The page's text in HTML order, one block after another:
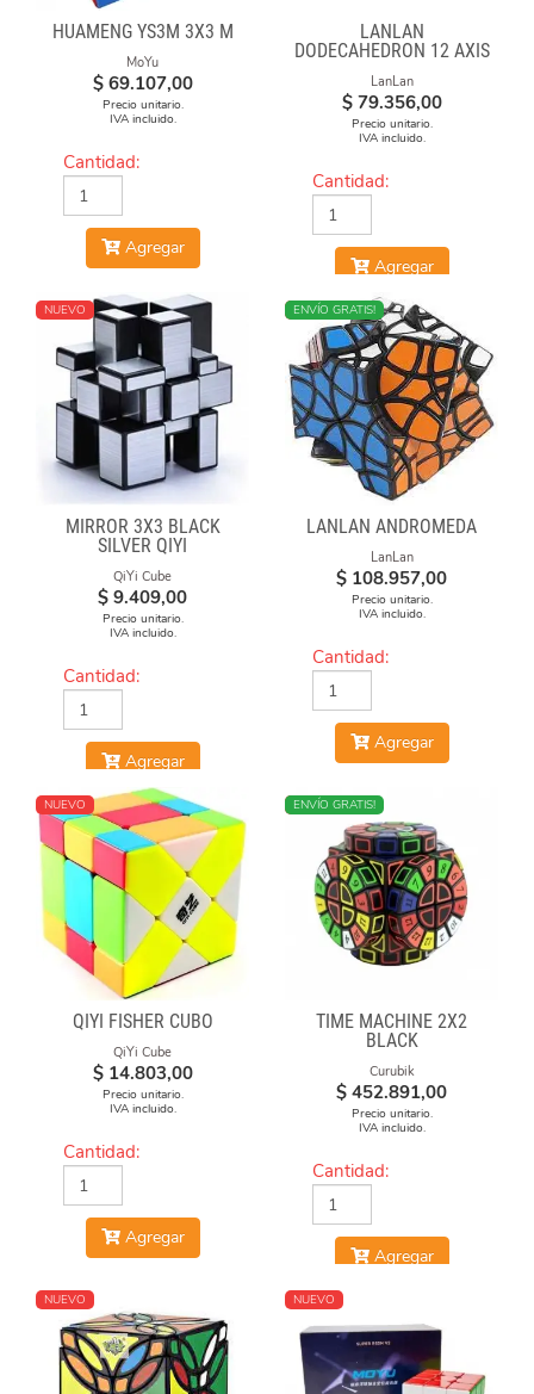
HUAMENG YS3M 3X3 M
MoYu
$ 69.107,00
Precio unitario.
IVA incluido.
Cantidad:
Agregar
LANLAN
DODECAHEDRON 12 AXIS
LanLan
$ 79.356,00
Precio unitario.
IVA incluido.
Cantidad:
Agregar
NUEVO
MIRROR 3X3 BLACK
SILVER QIYI
QiYi Cube
$ 9.409,00
Precio unitario.
IVA incluido.
Cantidad:
Agregar
NUEVO
ENVÍO GRATIS!
LANLAN ANDROMEDA
LanLan
$ 108.957,00
Precio unitario.
IVA incluido.
Cantidad:
Agregar
NUEVO
QIYI FISHER CUBO
QiYi Cube
$ 14.803,00
Precio unitario.
IVA incluido.
Cantidad:
Agregar
NUEVO
ENVÍO GRATIS!
TIME MACHINE 2X2
BLACK
Curubik
$ 452.891,00
Precio unitario.
IVA incluido.
Cantidad:
Agregar
NUEVO NUEVO